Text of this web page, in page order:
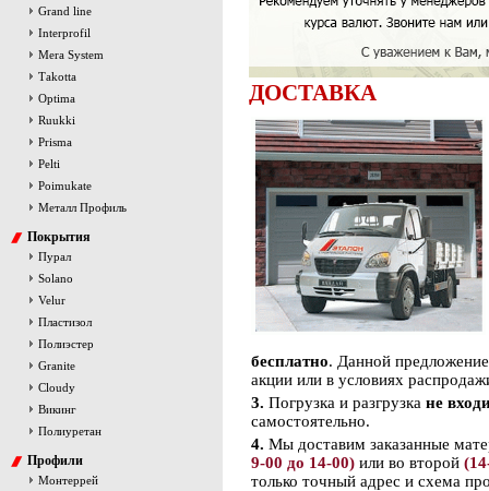
Grand line
Interprofil
Mera System
Тakotta
Optima
Ruukki
Prisma
Pelti
Poimukate
Металл Профиль
Покрытия
Пурал
Solano
Velur
Пластизол
Полиэстер
Granite
Cloudy
Викинг
Полиуретан
Профили
Монтеррей
ДОСТАВКА
бесплатно. Данной
акции или в условиях
3. Погрузка и разгрузка не
самостоятельно.
4. Мы доставим заказанные
9-00 до 14-00) или во второй
только точный адрес и схема